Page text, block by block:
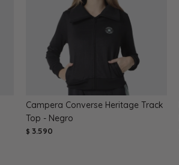
Campera Converse Heritage Track
Top - Negro
$ 3.590